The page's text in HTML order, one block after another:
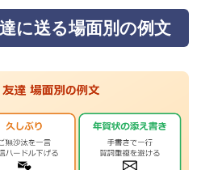
に送る場面別の例文